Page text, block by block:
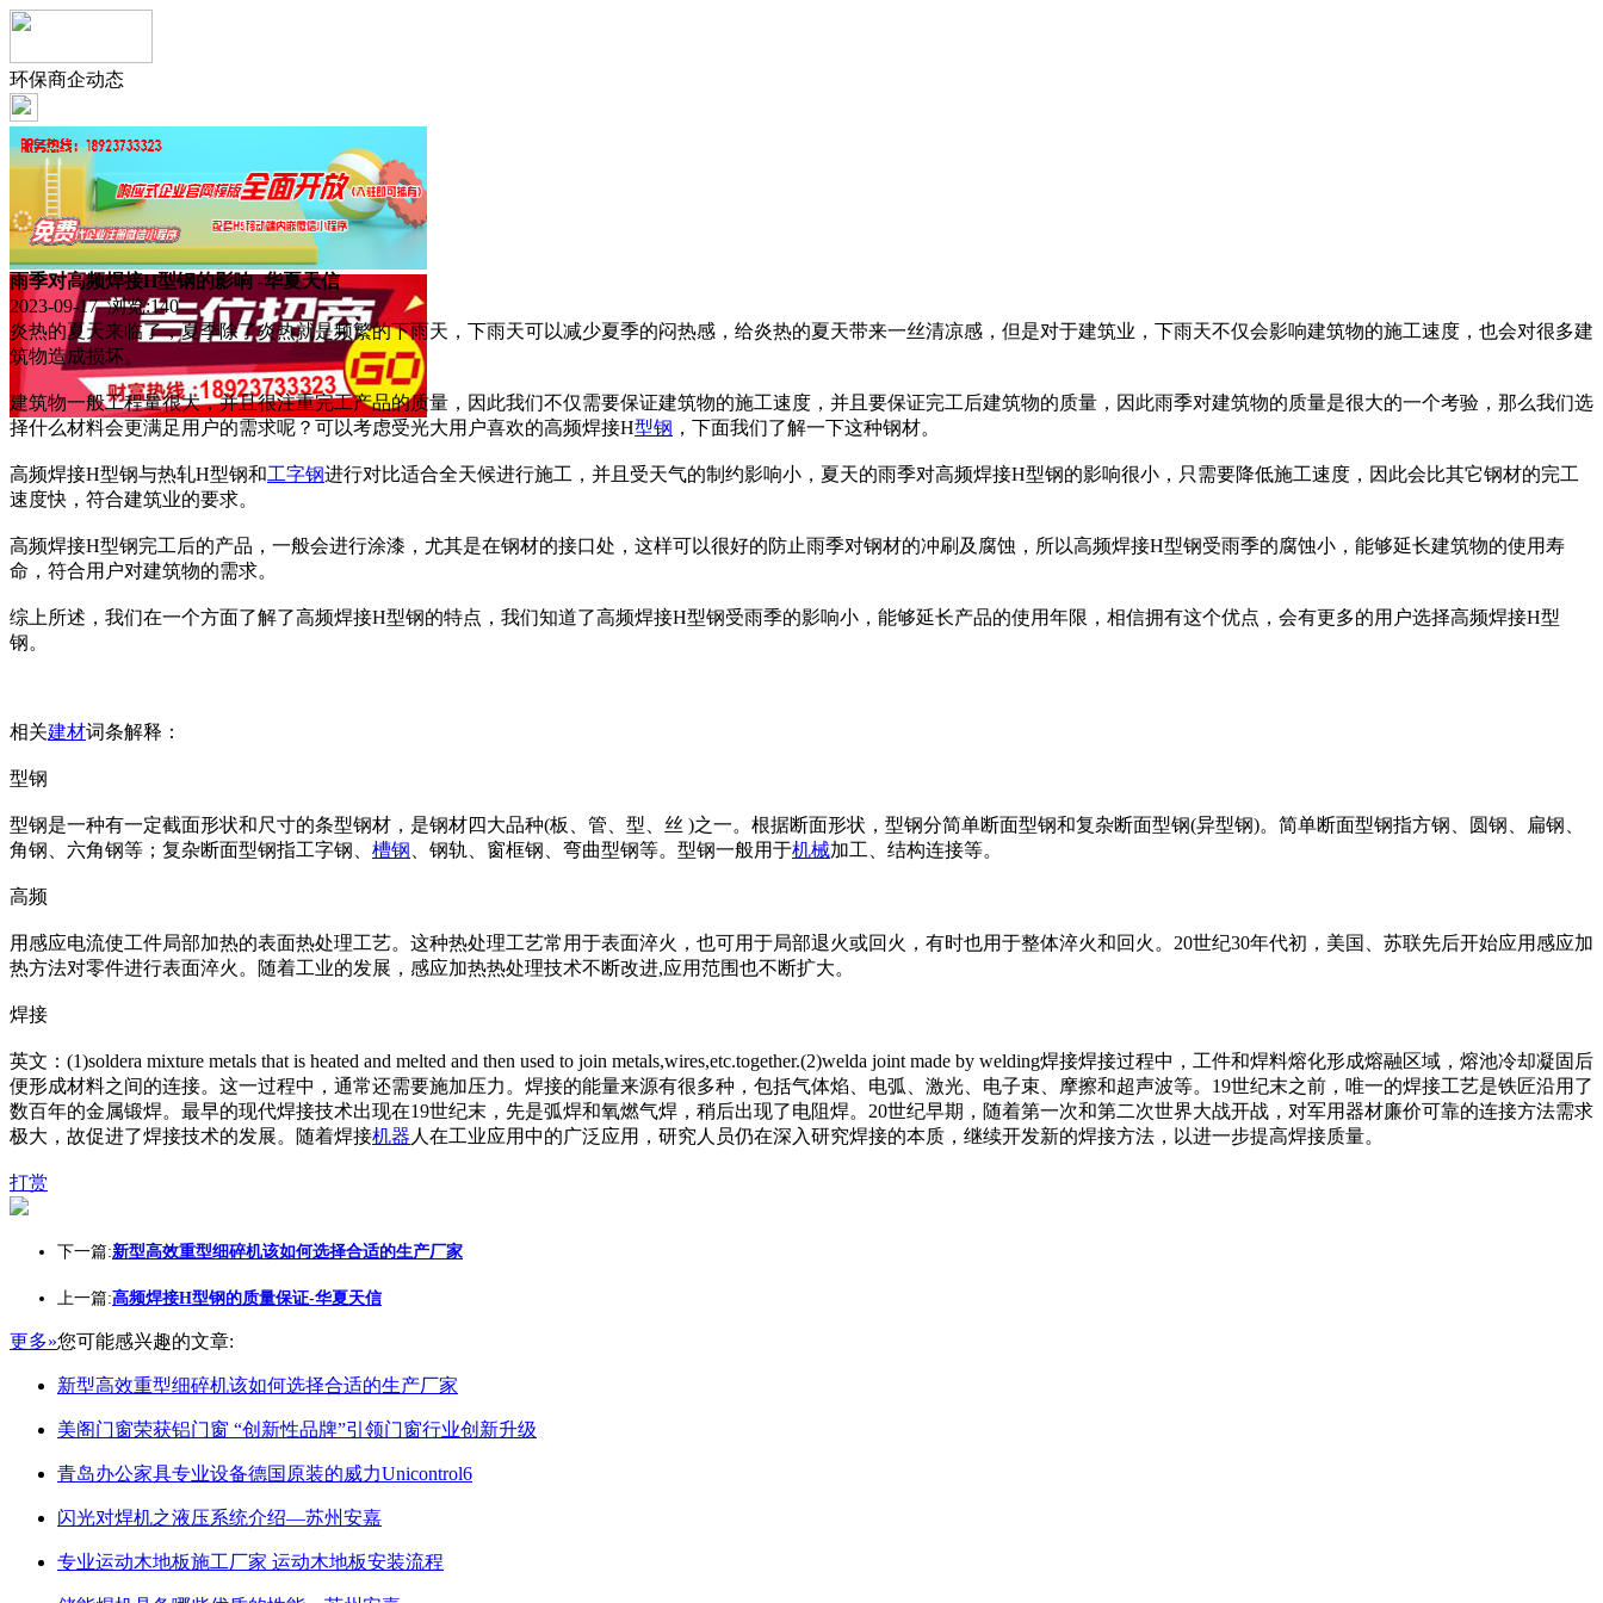
环保商企动态
雨季对高频焊接H型钢的影响 -华夏天信
2023-09-17 浏览:140
炎热的夏天来临了，夏季除了炎热就是频繁的下雨天，下雨天可以减少夏季的闷热感，给炎热的夏天带来一丝清凉感，但是对于建筑业，下雨天不仅会影响建筑物的施工速度，也会对很多建
筑物造成损坏。
建筑物一般工程量很大，并且很注重完工产品的质量，因此我们不仅需要保证建筑物的施工速度，并且要保证完工后建筑物的质量，因此雨季对建筑物的质量是很大的一个考验，那么我们选
择什么材料会更满足用户的需求呢？可以考虑受光大用户喜欢的高频焊接H型钢 ，下面我们了解一下这种钢材。
高频焊接H型钢与热轧H型钢和工字钢进行对比适合全天候进行施工，并且受天气的制约影响小，夏天的雨季对高频焊接H型钢的影响很小，只需要降低施工速度，因此会比其它钢材的完工
速度快，符合建筑业的要求。
高频焊接H型钢完工后的产品，一般会进行涂漆，尤其是在钢材的接口处，这样可以很好的防止雨季对钢材的冲刷及腐蚀，所以高频焊接H型钢受雨季的腐蚀小，能够延长建筑物的使用寿
命，符合用户对建筑物的需求。
综上所述，我们在一个方面了解了高频焊接H型钢的特点，我们知道了高频焊接H型钢受雨季的影响小，能够延长产品的使用年限，相信拥有这个优点，会有更多的用户选择高频焊接H型
钢。
相关建材词条解释：
型钢
型钢是一种有一定截面形状和尺寸的条型钢材，是钢材四大品种(板、管、型、丝 )之一。根据断面形状，型钢分简单断面型钢和复杂断面型钢(异型钢)。简单断面型钢指方钢、圆钢、扁钢、
角钢、六角钢等；复杂断面型钢指工字钢、 槽钢 、钢轨、窗框钢、弯曲型钢等。型钢一般用于机械加工、结构连接等。
高频
用感应电流使工件局部加热的表面热处理工艺。这种热处理工艺常用于表面淬火，也可用于局部退火或回火，有时也用于整体淬火和回火。20世纪30年代初，美国、苏联先后开始应用感应加
热方法对零件进行表面淬火。随着工业的发展，感应加热热处理技术不断改进,应用范围也不断扩大。
焊接
英文：(1)soldera mixture metals that is heated and melted and then used to join metals,wires,etc.together.(2)welda joint made by welding焊接焊接过程中，工件和焊料熔化形成熔融区域，熔池冷却凝固后
便形成材料之间的连接。这一过程中，通常还需要施加压力。焊接的能量来源有很多种，包括气体焰、电弧、激光、电子束、摩擦和超声波等。19世纪末之前，唯一的焊接工艺是铁匠沿用了
数百年的金属锻焊。最早的现代焊接技术出现在19世纪末，先是弧焊和氧燃气焊，稍后出现了电阻焊。20世纪早期，随着第一次和第二次世界大战开战，对军用器材廉价可靠的连接方法需求
极大，故促进了焊接技术的发展。随着焊接机器 人在工业应用中的广泛应用，研究人员仍在深入研究焊接的本质，继续开发新的焊接方法，以进一步提高焊接质量。
打赏
下一篇:新型高效重型细碎机该如何选择合适的生产厂家
上一篇:高频焊接H型钢的质量保证-华夏天信
更多»您可能感兴趣的文章:
新型高效重型细碎机该如何选择合适的生产厂家
美阁门窗荣获铝门窗 “创新性品牌”引领门窗行业创新升级
青岛办公家具专业设备德国原装的威力Unicontrol6
闪光对焊机之液压系统介绍—苏州安嘉
专业运动木地板施工厂家 运动木地板安装流程